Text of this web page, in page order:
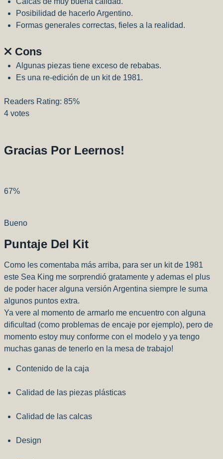
Posibilidad de hacerlo Argentino.
Formas generales correctas, fieles a la realidad.
Cons
Algunas piezas tiene exceso de rebabas.
Es una re-edición de un kit de 1981.
Readers Rating: 85%
4 votes
Gracias Por Leernos!
67%
Bueno
Puntaje Del Kit
Como les comentaba más arriba, para ser un kit de 1981
este Sea King me sorprendió gratamente y ademas el plus
de poder hacer alguna versión Argentina siempre le suma
algunos puntos extra.
Ya vere al momento de armarlo me encuentro con alguna
dificultad (como problemas de encaje por ejemplo), pero de
momento estoy muy conforme con el modelo y ya tengo
muchas ganas de tenerlo en la mesa de trabajo!
Contenido de la caja
Calidad de las piezas plásticas
Calidad de las calcas
Design